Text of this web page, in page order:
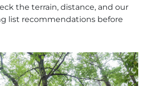
the terrain, distance, and our
list recommendations before